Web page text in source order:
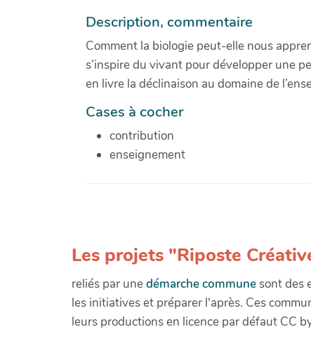
Description, commentaire
Comment la biologie peut-elle nous
s’inspire du vivant pour développer une
en livre la déclinaison au domaine de
Cases à cocher
contribution
enseignement